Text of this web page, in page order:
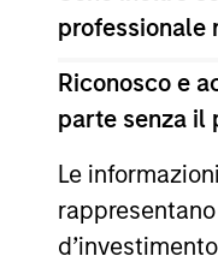
professionale
Riconosco e
parte senza il
Le
Il presente
modifiche. La
Prima
contenente
(“Documenti di
European Bank
Le informazioni